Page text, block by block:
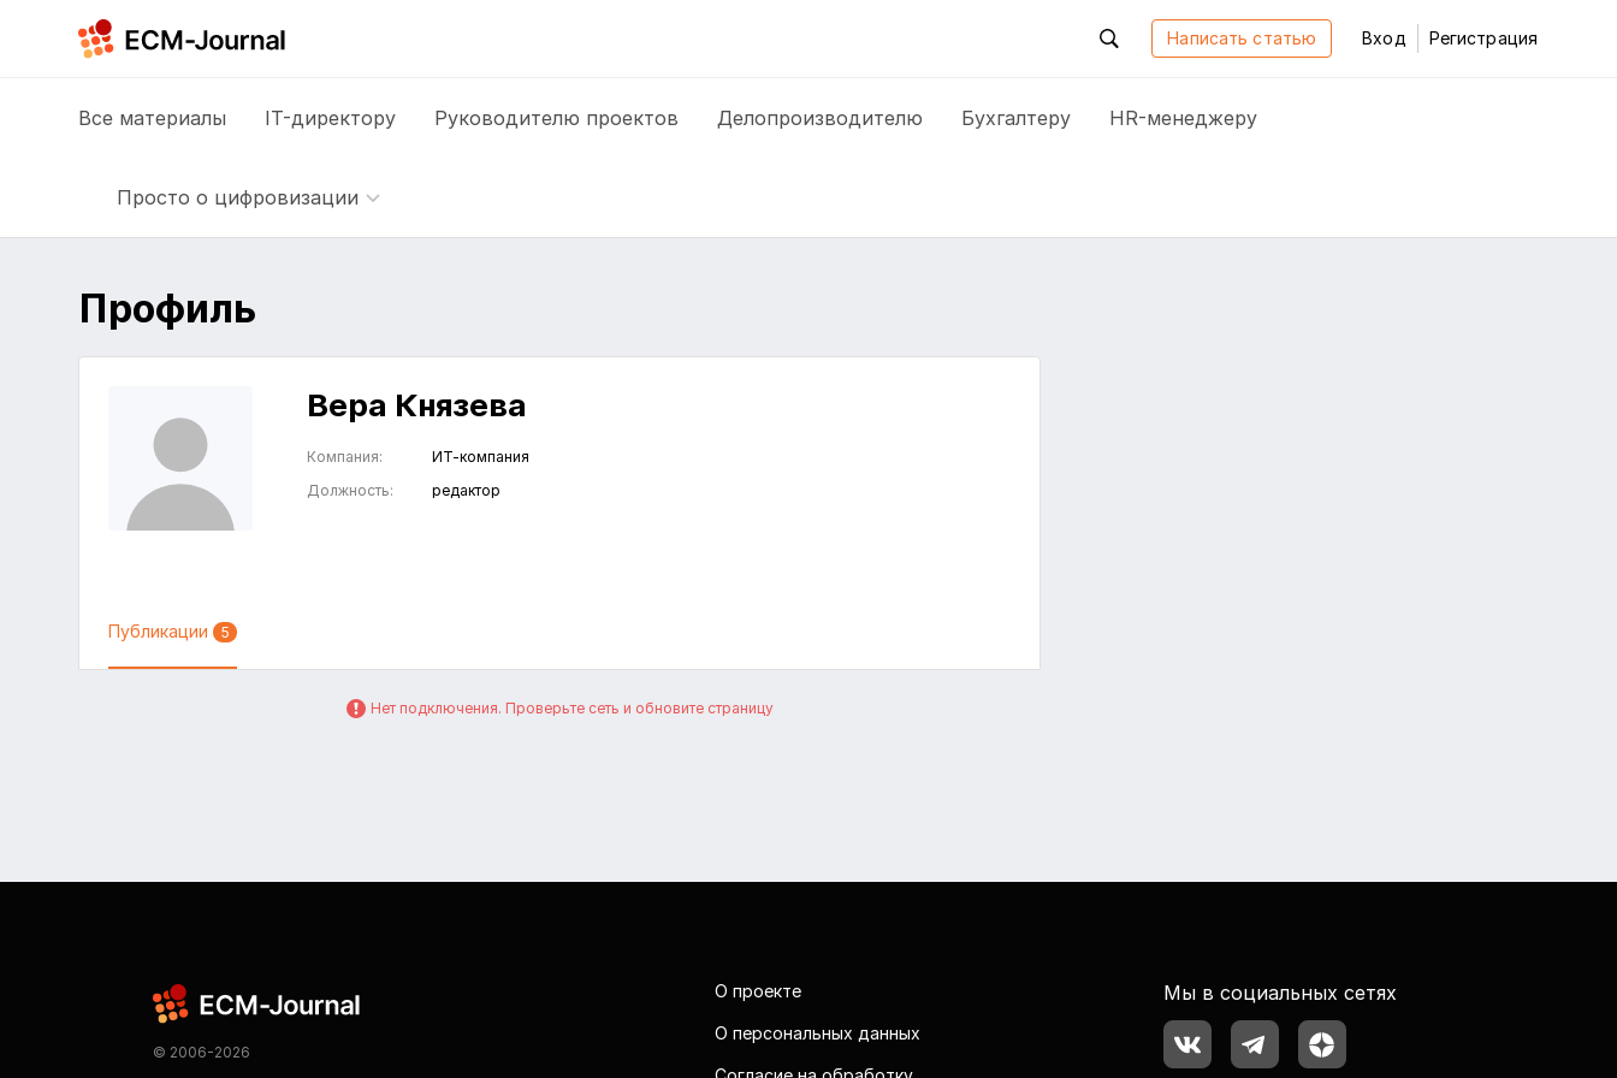
Написать статью Вход Регистрация
Все материалы IT-директору Руководителю проектов Делопроизводителю Бухгалтеру HR-менеджеру
Просто о цифровизации
Профиль
Вера Князева
Компания:
ИТ-компания
Должность:
редактор
Публикации 5
Нет подключения. Проверьте сеть и обновите страницу
© 2006-2026
О проекте
О персональных данных
Мы в социальных сетях